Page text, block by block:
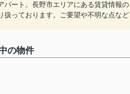
パート。長野市エリアにある賃貸情報
っております。ご要望や不明な点な
の物件